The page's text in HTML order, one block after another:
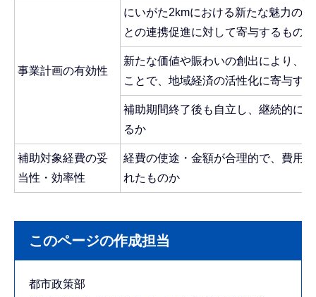
事業計画の有効性
にいがた2kmにおける新たな魅力の
との連携促進に対して寄与するもの
新たな価値や賑わいの創出により、
ことで、地域経済の活性化に寄与す
補助期間終了後も自立し、継続的に
るか
補助対象経費の妥
当性・効率性
経費の使途・金額が合理的で、費用
れたものか
このページの作成担当
都市政策部